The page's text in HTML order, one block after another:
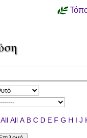
All All A B C D E F G H I J